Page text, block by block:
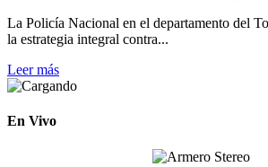
La Policía Nacional en el departamento del
la estrategia integral contra...
Leer más
En Vivo